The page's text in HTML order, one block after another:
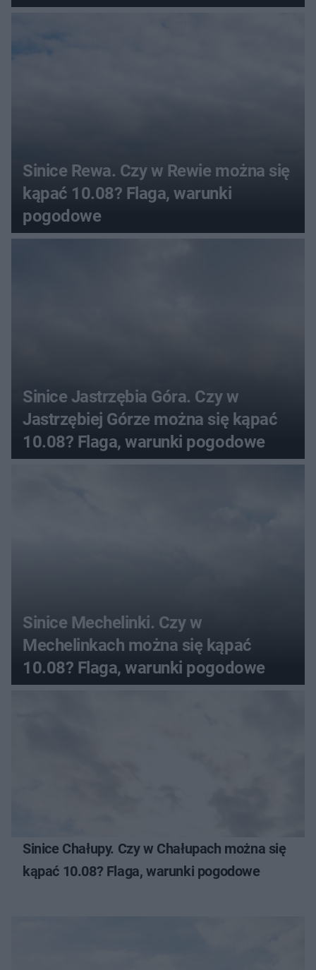
pogodowe
Sinice Rewa. Czy w Rewie można się
kąpać 10.08? Flaga, warunki
pogodowe
Sinice Jastrzębia Góra. Czy w
Jastrzębiej Górze można się kąpać
10.08? Flaga, warunki pogodowe
Sinice Mechelinki. Czy w
Mechelinkach można się kąpać
10.08? Flaga, warunki pogodowe
Sinice Chałupy. Czy w Chałupach można się
kąpać 10.08? Flaga, warunki pogodowe